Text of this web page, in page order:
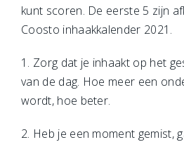
kunt scoren. De eerste 5 zijn
Coosto inhaakkalender 2021.
1. Zorg dat je inhaakt op het
van de dag. Hoe meer een
wordt, hoe beter.
2. Heb je een moment gemist,